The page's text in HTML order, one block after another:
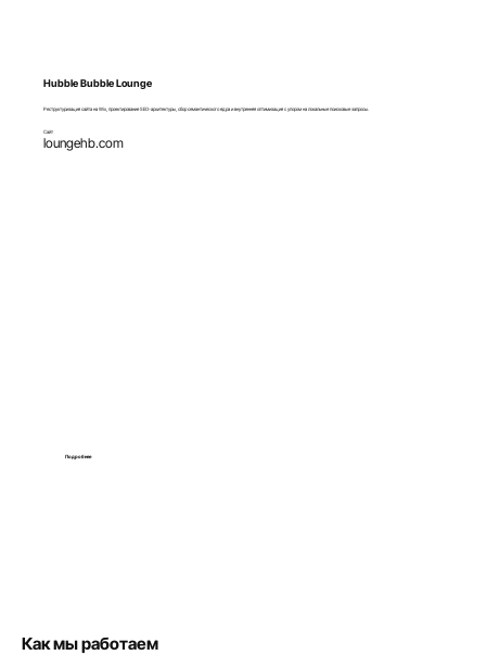
Hubble Bubble Lounge
Реструктуризация сайта на Wix, проектирование SEO-архитектуры, сбор семантического ядра и внутренняя оптимизация с упором на локальные поисковые запросы.
Сайт
loungehb.com
Подробнее
Как мы работаем